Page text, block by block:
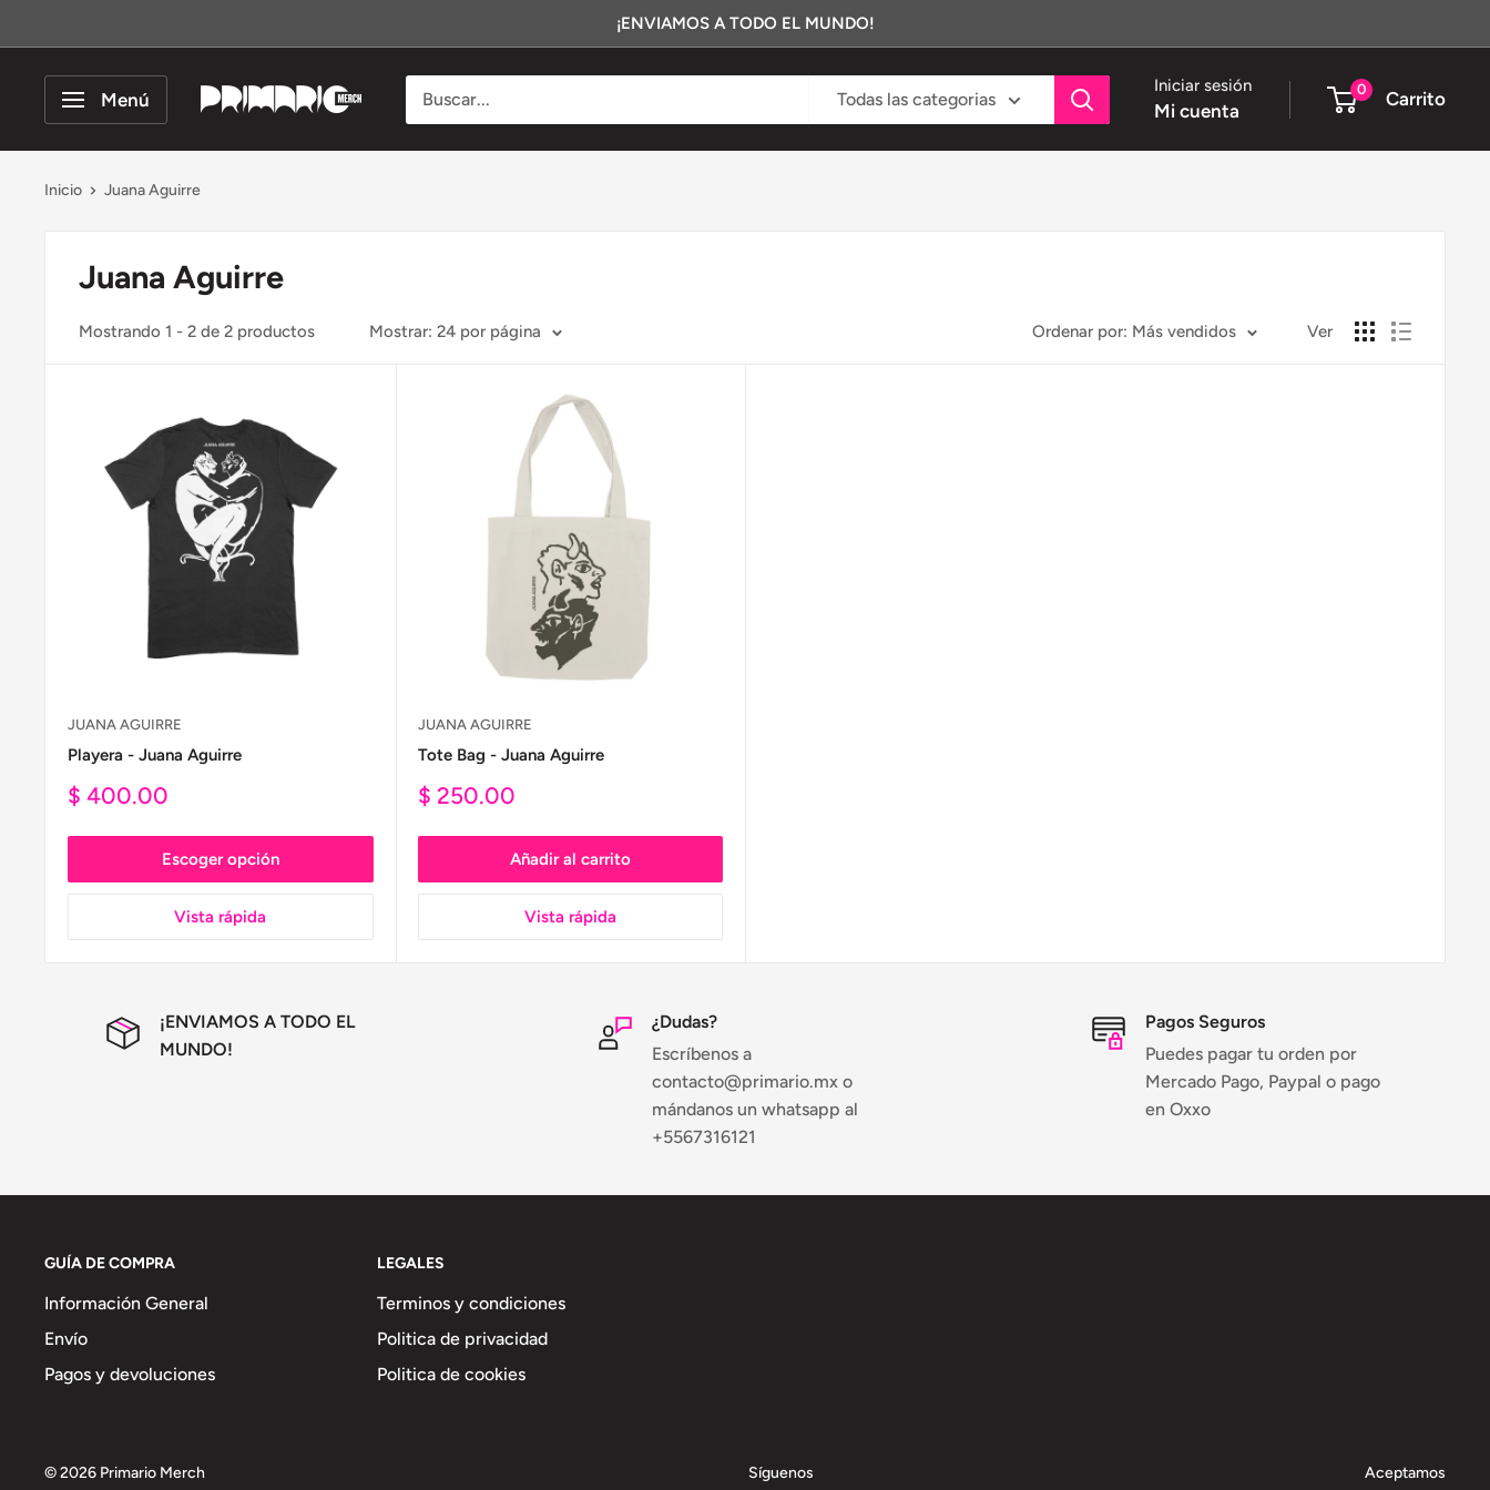
directamente
contenido
¡ENVIAMOS A TODO EL MUNDO!
Menú
Primario
Todas las categorias
Iniciar sesión
Mi cuenta
0 Carrito
Inicio Juana Aguirre
Juana Aguirre
Mostrando 1 - 2 de 2 productos Mostrar: 24 por página Ordenar por: Más vendidos Ver
JUANA AGUIRRE
Playera - Juana Aguirre
Precio
venta
$ 400.00
Escoger opción
Vista rápida
JUANA AGUIRRE
Tote Bag - Juana Aguirre
Precio
venta
$ 250.00
Añadir al carrito
Vista rápida
¡ENVIAMOS A TODO EL
MUNDO!
¿Dudas?
Escríbenos a
contacto@primario.mx o
mándanos un whatsapp al
+5567316121
Pagos Seguros
Puedes pagar tu orden por
Mercado Pago, Paypal o pago
en Oxxo
GUÍA DE COMPRA
Información General
Envío
Pagos y devoluciones
LEGALES
Terminos y condiciones
Politica de privacidad
Politica de cookies
© 2026 Primario Merch Síguenos Aceptamos